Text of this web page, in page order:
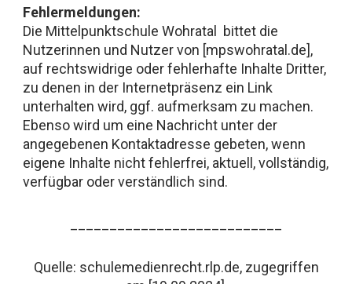
Fehlermeldungen:
Die Mittelpunktschule Wohratal bittet die
Nutzerinnen und Nutzer von [mpswohratal.de],
auf rechtswidrige oder fehlerhafte Inhalte Dritter,
zu denen in der Internetpräsenz ein Link
unterhalten wird, ggf. aufmerksam zu machen.
Ebenso wird um eine Nachricht unter der
angegebenen Kontaktadresse gebeten, wenn
eigene Inhalte nicht fehlerfrei, aktuell, vollständig,
verfügbar oder verständlich sind.
Quelle: schulemedienrecht.rlp.de, zugegriffen